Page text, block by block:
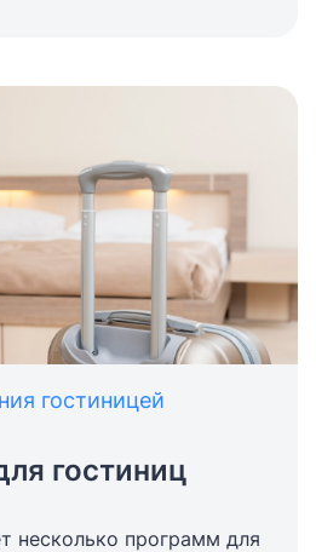
гостиницей
гостиниц
несколько программ для